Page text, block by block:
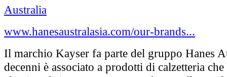
Australia
www.hanesaustralasia.com/our-brands...
Il marchio Kayser fa parte del gruppo Hanes
decenni è associato a prodotti di calzetteria